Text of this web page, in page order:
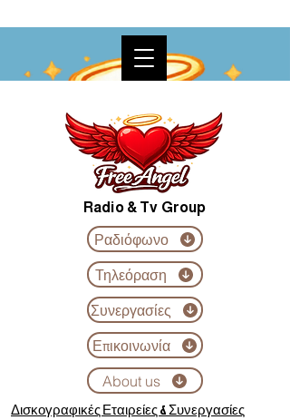
Radio & Tv Group
Ραδιόφωνο
Τηλεόραση
Συνεργασίες
Επικοινωνία
About us
Δισκογραφικές Εταιρείες & Συνεργασίες